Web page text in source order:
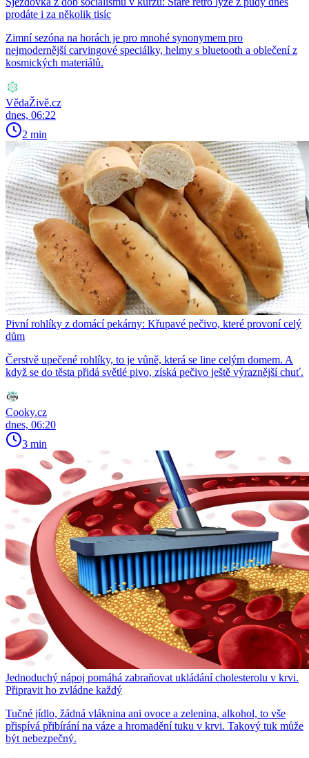
prodáte i za několik tisíc
Zimní sezóna na horách je pro mnohé synonymem pro
nejmodernější carvingové speciálky, helmy s bluetooth a oblečení z
kosmických materiálů.
VědaŽivě.cz
dnes, 06:22
2 min
Pivní rohlíky z domácí pekárny: Křupavé pečivo, které provoní celý
dům
Čerstvě upečené rohlíky, to je vůně, která se line celým domem. A
když se do těsta přidá světlé pivo, získá pečivo ještě výraznější chuť.
Cooky.cz
dnes, 06:20
3 min
Jednoduchý nápoj pomáhá zabraňovat ukládání cholesterolu v krvi.
Připravit ho zvládne každý
Tučné jídlo, žádná vláknina ani ovoce a zelenina, alkohol, to vše
přispívá přibírání na váze a hromadění tuku v krvi. Takový tuk může
být nebezpečný.